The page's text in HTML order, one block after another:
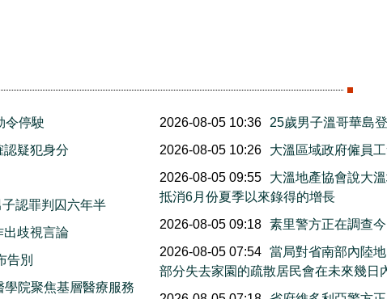
令停駛
認疑犯身分
認罪判囚六年半
出歧視言論
告別
院聚焦基層醫療服務
2026-08-05 10:36
25歲男子溫哥華島
2026-08-05 10:26
大溫區域政府僱員
2026-08-05 09:55
大溫地產協會說大
抵消6月份夏季以來錄得的增長
2026-08-05 09:18
素里警方正在調查
2026-08-05 07:54
當局對省南部內陸
部分失去家園的疏散居民會在未來幾日